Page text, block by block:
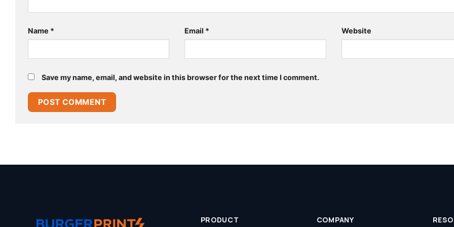
Name * Email * Website
Save my name, email, and website in this browser for the next time I comment.
PRODUCT COMPANY